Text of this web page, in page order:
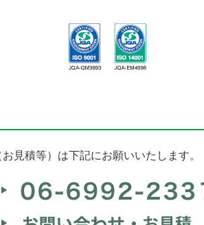
見積等）は下記にお願いいたします。